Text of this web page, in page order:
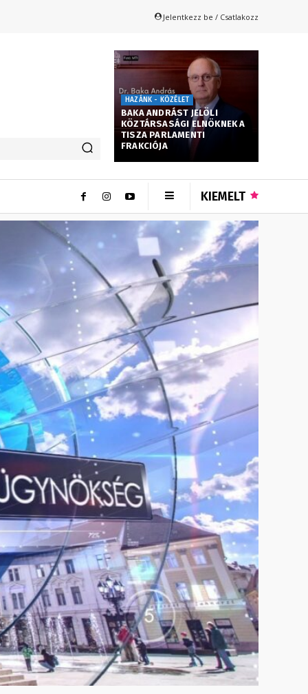
Jelentkezz be / Csatlakozz
HAZÁNK - KÖZÉLET
BAKA ANDRÁST JELÖLI
KÖZTÁRSASÁGI ELNÖKNEK A
TISZA PARLAMENTI
FRAKCIÓJA
KIEMELT